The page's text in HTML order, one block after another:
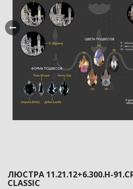
ЛЮСТРА 11.21.12+6.300.H-
CLASSIC